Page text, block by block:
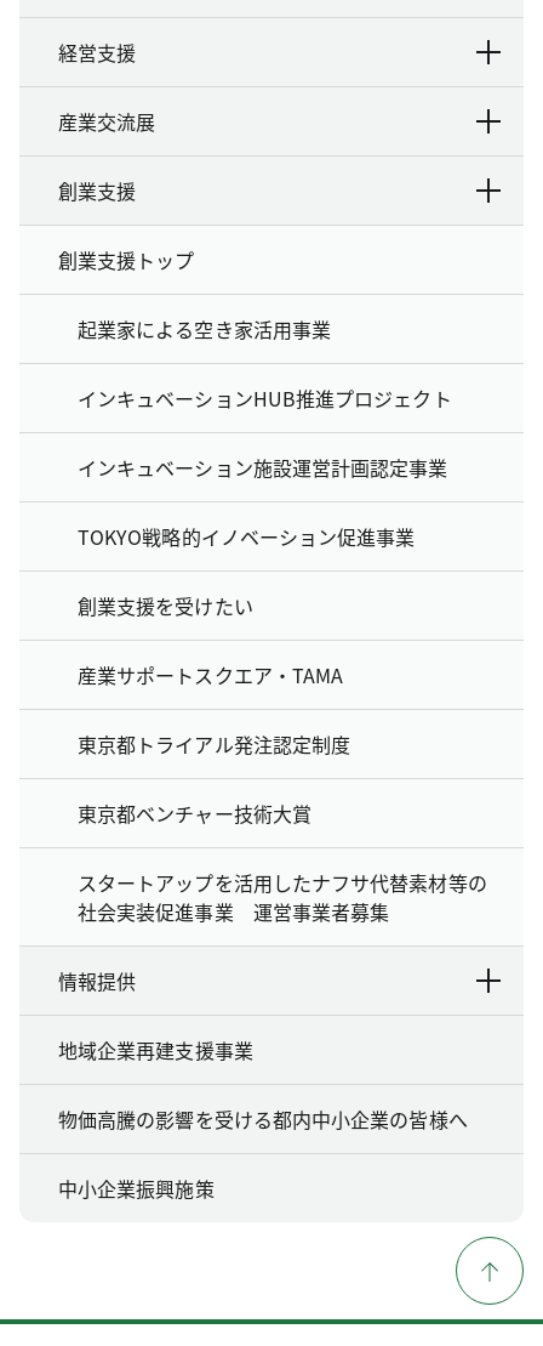
経営支援
産業交流展
創業支援
創業支援トップ
起業家による空き家活用事業
インキュベーションHUB推進プロジェクト
インキュベーション施設運営計画認定事業
TOKYO戦略的イノベーション促進事業
創業支援を受けたい
産業サポートスクエア・TAMA
東京都トライアル発注認定制度
東京都ベンチャー技術大賞
スタートアップを活用したナフサ代替素材等の
社会実装促進事業 運営事業者募集
情報提供
地域企業再建支援事業
物価高騰の影響を受ける都内中小企業の皆様へ
中小企業振興施策